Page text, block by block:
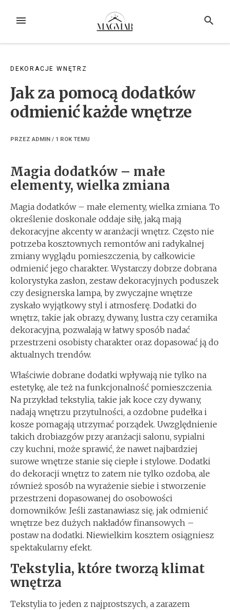
MENU SZUKAJ
DEKORACJE WNĘTRZ
Jak za pomocą dodatków
odmienić każde wnętrze
PRZEZADMIN / 1 ROK TEMU
Magia dodatków – małe
elementy, wielka zmiana
Magia dodatków – małe elementy, wielka zmiana. To
określenie doskonale oddaje siłę, jaką mają
dekoracyjne akcenty w aranżacji wnętrz. Często nie
potrzeba kosztownych remontów ani radykalnej
zmiany wyglądu pomieszczenia, by całkowicie
odmienić jego charakter. Wystarczy dobrze dobrana
kolorystyka zasłon, zestaw dekoracyjnych poduszek
czy designerska lampa, by zwyczajne wnętrze
zyskało wyjątkowy styl i atmosferę. Dodatki do
wnętrz, takie jak obrazy, dywany, lustra czy ceramika
dekoracyjna, pozwalają w łatwy sposób nadać
przestrzeni osobisty charakter oraz dopasować ją do
aktualnych trendów.
Właściwie dobrane dodatki wpływają nie tylko na
estetykę, ale też na funkcjonalność pomieszczenia.
Na przykład tekstylia, takie jak koce czy dywany,
nadają wnętrzu przytulności, a ozdobne pudełka i
kosze pomagają utrzymać porządek. Uwzględnienie
takich drobiazgów przy aranżacji salonu, sypialni
czy kuchni, może sprawić, że nawet najbardziej
surowe wnętrze stanie się ciepłe i stylowe. Dodatki
do dekoracji wnętrz to zatem nie tylko ozdoba, ale
również sposób na wyrażenie siebie i stworzenie
przestrzeni dopasowanej do osobowości
domowników. Jeśli zastanawiasz się, jak odmienić
wnętrze bez dużych nakładów finansowych –
postaw na dodatki. Niewielkim kosztem osiągniesz
spektakularny efekt.
Tekstylia, które tworzą klimat
wnętrza
Tekstylia to jeden z najprostszych, a zarazem